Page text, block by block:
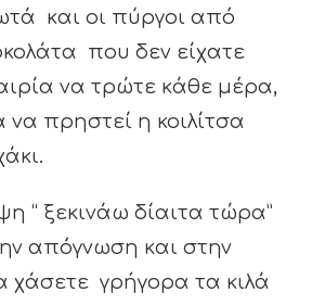
και οι πύργοι από
που δεν είχατε
να τρώτε κάθε μέρα,
να πρηστεί η κοιλίτσα
“ ξεκινάω δίαιτα τώρα”
απόγνωση και στην
χάσετε γρήγορα τα κιλά